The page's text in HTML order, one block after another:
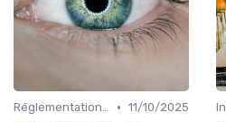
Réglementations Internationales • 11/10/2025